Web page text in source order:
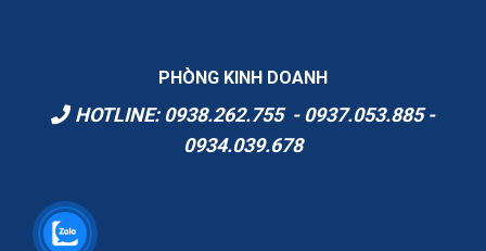
PHÒNG KINH DOANH
HOTLINE: 0938.262.755 - 0937.053.885 -
0934.039.678